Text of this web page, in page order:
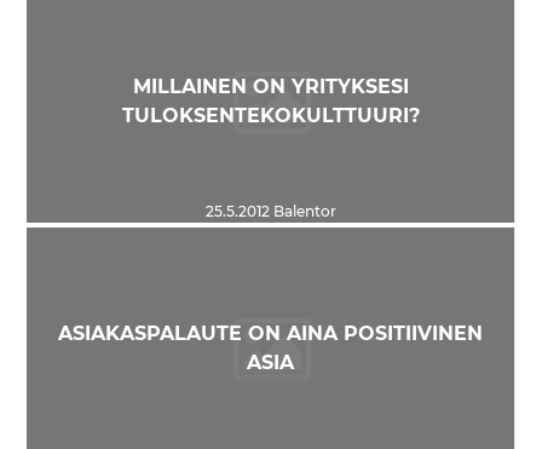
MILLAINEN ON YRITYKSESI
TULOKSENTEKOKULTTUURI?
25.5.2012 Balentor
ASIAKASPALAUTE ON AINA POSITIIVINEN
ASIA